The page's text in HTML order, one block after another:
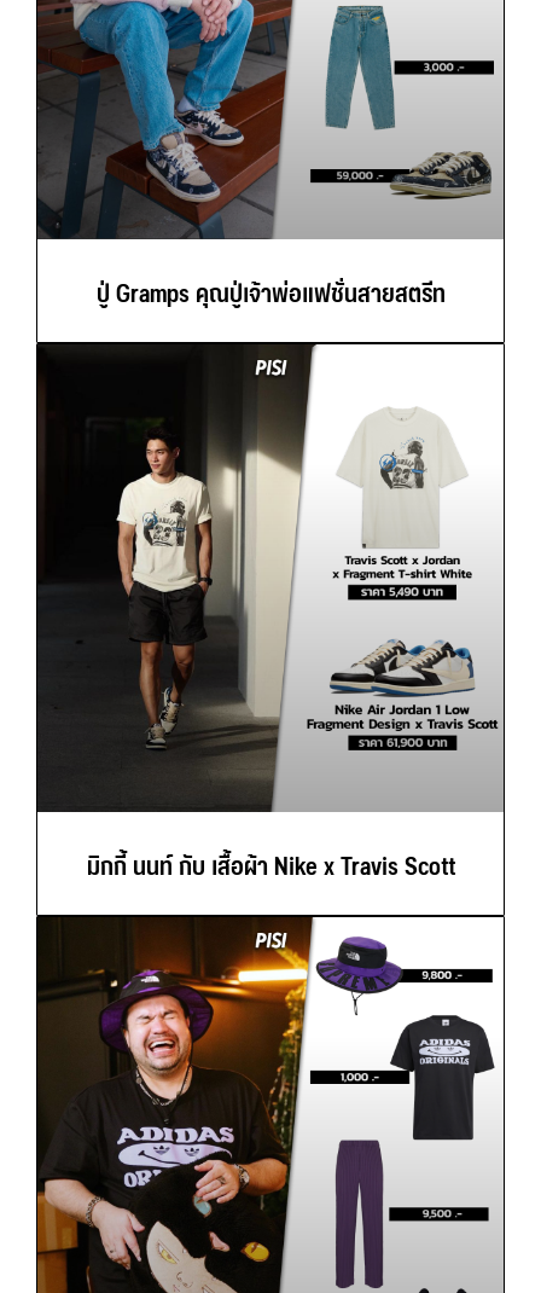
ปู่ Gramps คุณปู่เจ้าพ่อแฟชั่นสายสตรีท
มิกกี้ นนท์ กับ เสื้อผ้า Nike x Travis Scott